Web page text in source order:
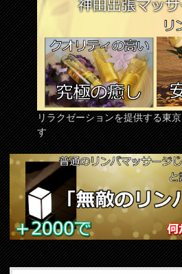
リラクゼーションを提供する東
す